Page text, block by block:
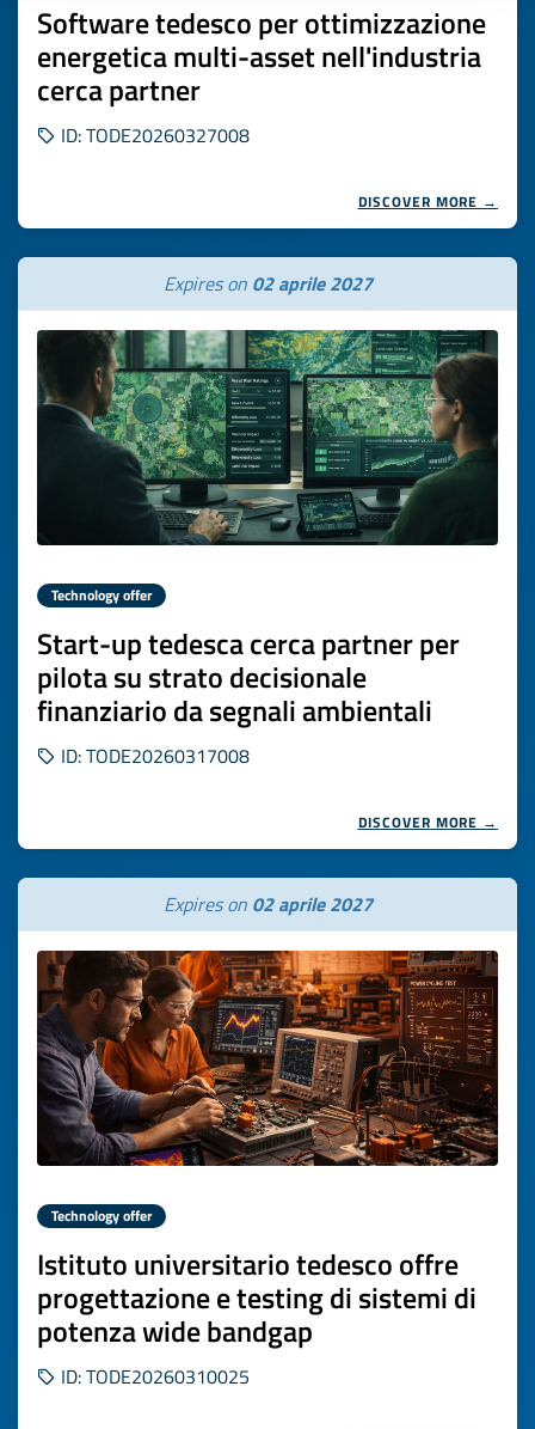
Software tedesco per ottimizzazione
energetica multi-asset nell'industria
cerca partner
ID: TODE20260327008
DISCOVER MORE →
Expires on 02 aprile 2027
Technology offer
Start-up tedesca cerca partner per
pilota su strato decisionale
finanziario da segnali ambientali
ID: TODE20260317008
DISCOVER MORE →
Expires on 02 aprile 2027
Technology offer
Istituto universitario tedesco offre
progettazione e testing di sistemi di
potenza wide bandgap
ID: TODE20260310025